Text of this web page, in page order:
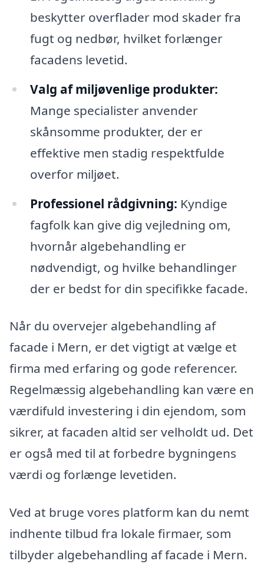
beskytter overflader mod skader fra
fugt og nedbør, hvilket forlænger
facadens levetid.
Valg af miljøvenlige produkter:
Mange specialister anvender
skånsomme produkter, der er
effektive men stadig respektfulde
overfor miljøet.
Professionel rådgivning: Kyndige
fagfolk kan give dig vejledning om,
hvornår algebehandling er
nødvendigt, og hvilke behandlinger
der er bedst for din specifikke facade.
Når du overvejer algebehandling af
facade i Mern, er det vigtigt at vælge et
firma med erfaring og gode referencer.
Regelmæssig algebehandling kan være en
værdifuld investering i din ejendom, som
sikrer, at facaden altid ser velholdt ud. Det
er også med til at forbedre bygningens
værdi og forlænge levetiden.
Ved at bruge vores platform kan du nemt
indhente tilbud fra lokale firmaer, som
tilbyder algebehandling af facade i Mern.